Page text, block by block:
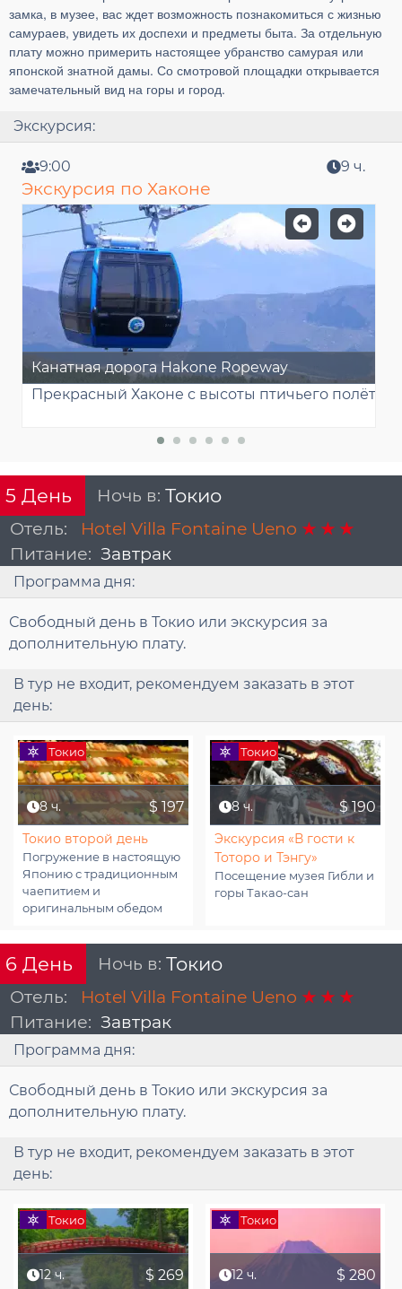
замка, в музее, вас ждет возможность познакомиться с жизнью
самураев, увидеть их доспехи и предметы быта. За отдельную
плату можно примерить настоящее убранство самурая или
японской знатной дамы. Со смотровой площадки открывается
замечательный вид на горы и город.
Экскурсия:
9:00 9 ч.
Экскурсия по Хаконе
Канатная дорога Hakone Ropeway
Прекрасный Хаконе с высоты птичьего полёта
5 День Ночь в: Токио
Отель:
Hotel Villa Fontaine Ueno
Питание: Завтрак
Программа дня:
Свободный день в Токио или экскурсия за
дополнительную плату.
В тур не входит, рекомендуем заказать в этот
день:
8 ч. $ 197
Токио
Токио второй день
Погружение в настоящую
Японию с традиционным
чаепитием и
оригинальным обедом
8 ч. $ 190
Токио
Экскурсия «В гости к
Тоторо и Тэнгу»
Посещение музея Гибли и
горы Такао-сан
6 День Ночь в: Токио
Отель:
Hotel Villa Fontaine Ueno
Питание: Завтрак
Программа дня:
Свободный день в Токио или экскурсия за
дополнительную плату.
В тур не входит, рекомендуем заказать в этот
день:
12 ч. $ 269
Токио
12 ч. $ 280
Токио